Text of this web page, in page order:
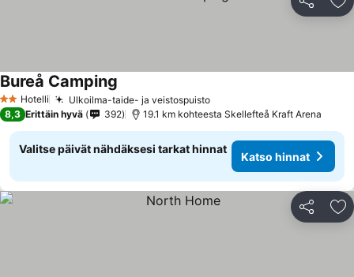
Jaa
2 Tähtiluokitus
Hotelli Ulkoilma-taide- ja veistospuistoKatso hinnat
Bureå Camping
8,3 Erittäin hyvä 392 19.1 km kohteesta Skellefteå Kraft Arena
Valitse päivät nähdäksesi tarkat hinnat
Katso hinnat
Jaa